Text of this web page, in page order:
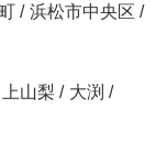
/ 浜松市中央区 /
上山梨 / 大渕 /